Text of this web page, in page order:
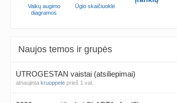
Vaikų augimo
diagramos
Ūgio skaičiuoklė
Naujos temos ir grupės
UTROGESTAN vaistai (atsiliepimai)
atnaujinta kruoppelė prieš 1 val.